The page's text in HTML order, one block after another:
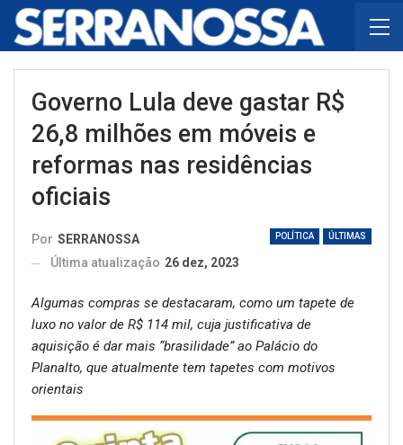
Governo Lula deve gastar R$
26,8 milhões em móveis e
reformas nas residências
oficiais
POLÍTICA ÚLTIMAS
Por SERRANOSSA
Última atualização 26 dez, 2023
Algumas compras se destacaram, como um tapete de
luxo no valor de R$ 114 mil, cuja justificativa de
aquisição é dar mais “brasilidade” ao Palácio do
Planalto, que atualmente tem tapetes com motivos
orientais